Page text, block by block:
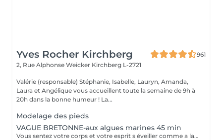
Yves Rocher Kirchberg
961
2, Rue Alphonse Weicker Kirchberg L-2721
Valérie (responsable) Stéphanie, Isabelle, Lauryn, Amanda,
Laura et Angélique vous accueillent toute la semaine de 9h à
20h dans la bonne humeur ! La...
Modelage des pieds
VAGUE BRETONNE-aux algues marines 45 min
Vous sentez votre corps et votre esprit s éveiller comme a la suite d un bain dans l OCEAN. Vous vous tonicité et leur confort. sentez légère et revitalisée. Vos jambes retrouvent leur tonicité et leur confort